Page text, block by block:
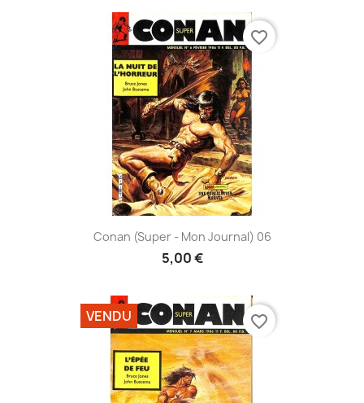
Conan (Super - Mon Journal) 06
5,00 €
favorite_border
VENDU favorite_border